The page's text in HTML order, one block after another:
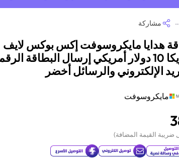
مشاركة
هدايا مايكروسوفت إكس بوكس لايف
أمريكا 10 دولار أمريكي إرسال البطاقة
الإلكتروني والرسائل أخضر
مايكروسوفت
ضريبة القيمة المضافة)